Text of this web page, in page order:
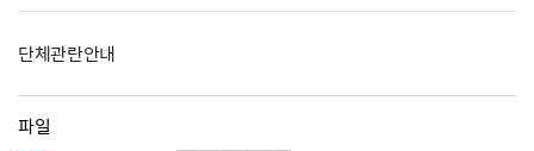
단체관란안내
파일